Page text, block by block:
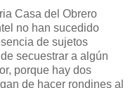
Casa del Obrero
no han sucedido
de sujetos
secuestrar a algún
porque hay dos
de hacer rondines al